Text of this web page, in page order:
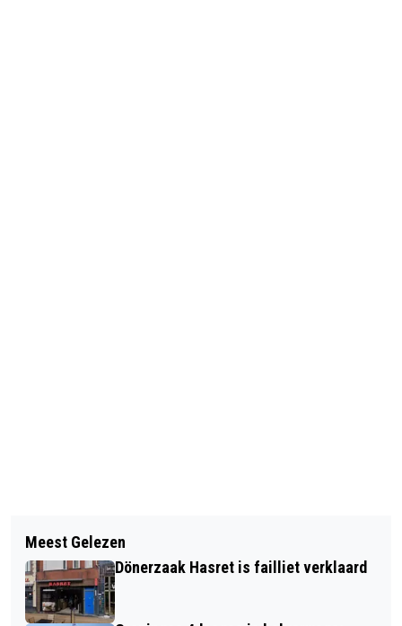
KNMI: MEER AARDBEVINGEN IN 2025
DAN JAAR EERDER
TREINVERKEER LANGZAAM WEER
OPGESTART
Meest Gelezen
Dönerzaak Hasret is failliet verklaard